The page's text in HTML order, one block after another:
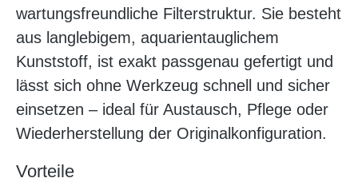
wartungsfreundliche Filterstruktur. Sie besteht
aus langlebigem, aquarientauglichem
Kunststoff, ist exakt passgenau gefertigt und
lässt sich ohne Werkzeug schnell und sicher
einsetzen – ideal für Austausch, Pflege oder
Wiederherstellung der Originalkonfiguration.
Vorteile